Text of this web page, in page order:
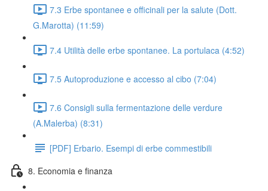
7.3 Erbe spontanee e officinali per la salute (Dott.
G.Marotta) (11:59)
7.4 Utilità delle erbe spontanee. La portulaca (4:52)
7.5 Autoproduzione e accesso al cibo (7:04)
7.6 Consigli sulla fermentazione delle verdure
(A.Malerba) (8:31)
[PDF] Erbario. Esempi di erbe commestibili
8. Economia e finanza